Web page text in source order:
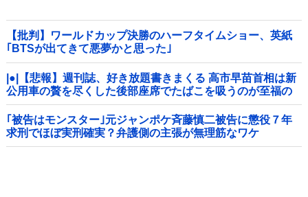
【批判】ワールドカップ決勝のハーフタイムショー、英紙
｢BTSが出てきて悪夢かと思った｣
|●|【悲報】週刊誌、好き放題書きまくる 高市早苗首相は新
公用車の贅を尽くした後部座席でたばこを吸うのが至福の
時間「どんどん延びる乗車時間」
｢被告はモンスター｣元ジャンポケ斉藤慎二被告に懲役７年
求刑でほぼ実刑確実？弁護側の主張が無理筋なワケ